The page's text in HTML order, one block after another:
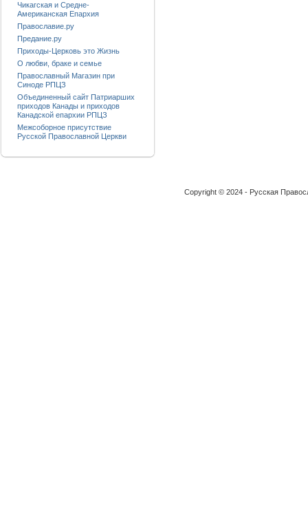
Чикагская и Средне-
Американская Епархия
Православие.ру
Предание.ру
Приходы-Церковь это Жизнь
О любви, браке и семье
Православный Магазин при
Синоде РПЦЗ
Объединенный сайт Патриарших
приходов Канады и приходов
Канадской епархии РПЦЗ
Межсоборное присутствие
Русской Православной Церкви
Copyright © 2024 - Русская